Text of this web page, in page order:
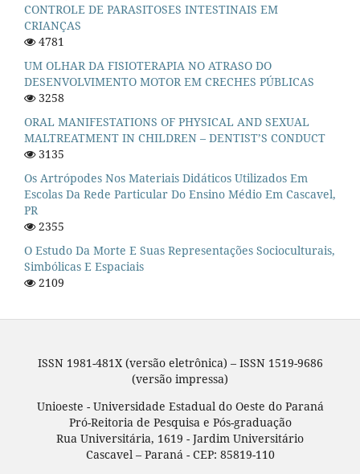
CONTROLE DE PARASITOSES INTESTINAIS EM
CRIANÇAS
4781
UM OLHAR DA FISIOTERAPIA NO ATRASO DO
DESENVOLVIMENTO MOTOR EM CRECHES PÚBLICAS
3258
ORAL MANIFESTATIONS OF PHYSICAL AND SEXUAL
MALTREATMENT IN CHILDREN – DENTIST’S CONDUCT
3135
Os Artrópodes Nos Materiais Didáticos Utilizados Em
Escolas Da Rede Particular Do Ensino Médio Em Cascavel,
PR
2355
O Estudo Da Morte E Suas Representações Socioculturais,
Simbólicas E Espaciais
2109
ISSN 1981-481X (versão eletrônica) – ISSN 1519-9686
(versão impressa)
Unioeste - Universidade Estadual do Oeste do Paraná
Pró-Reitoria de Pesquisa e Pós-graduação
Rua Universitária, 1619 - Jardim Universitário
Cascavel – Paraná - CEP: 85819-110